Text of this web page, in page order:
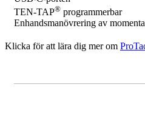
TEN-TAP® programmerbar
Enhandsmanövrering av
Klicka för att lära dig mer om